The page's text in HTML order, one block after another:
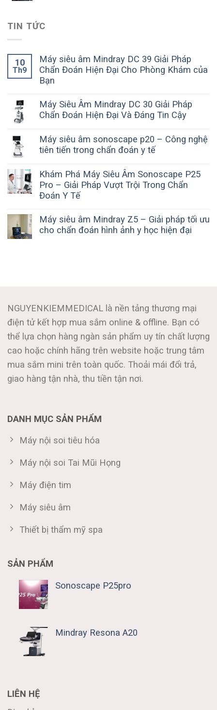
TIN TỨC
10
Th9
Máy siêu âm Mindray DC 39 Giải Pháp
Chẩn Đoán Hiện Đại Cho Phòng Khám của
Bạn
Máy Siêu Âm Mindray DC 30 Giải Pháp
Chẩn Đoán Hiện Đại Và Đáng Tin Cậy
Máy siêu âm sonoscape p20 – Công nghệ
tiên tiến trong chẩn đoán y tế
Khám Phá Máy Siêu Âm Sonoscape P25
Pro – Giải Pháp Vượt Trội Trong Chẩn
Đoán Y Tế
Máy siêu âm Mindray Z5 – Giải pháp tối ưu
cho chẩn đoán hình ảnh y học hiện đại
NGUYENKIEMMEDICAL là nền tảng thương mại
điện tử kết hợp mua sắm online & offline. Bạn có
thể lựa chọn hàng ngàn sản phẩm uy tín chất lượng
cao hoặc chính hãng trên website hoặc trung tâm
mua sắm mini trên toàn quốc. Thoải mái đổi trả,
giao hàng tận nhà, thu tiền tận nơi.
DANH MỤC SẢN PHẨM
Máy nội soi tiêu hóa
Máy nội soi Tai Mũi Họng
Máy điện tim
Máy siêu âm
Thiết bị thẩm mỹ spa
SẢN PHẨM
Sonoscape P25pro
Mindray Resona A20
LIÊN HỆ